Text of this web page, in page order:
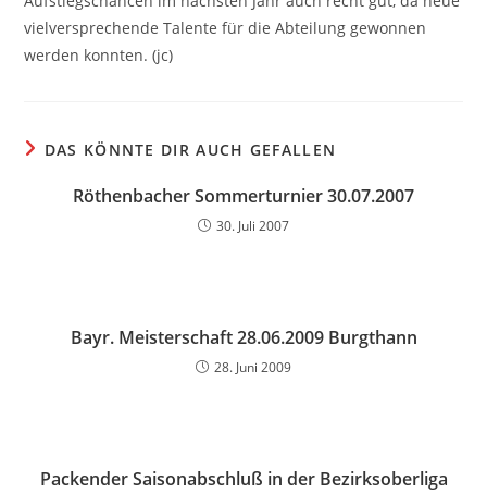
vielversprechende Talente für die Abteilung gewonnen
werden konnten. (jc)
DAS KÖNNTE DIR AUCH GEFALLEN
Röthenbacher Sommerturnier 30.07.2007
30. Juli 2007
Bayr. Meisterschaft 28.06.2009 Burgthann
28. Juni 2009
Packender Saisonabschluß in der Bezirksoberliga